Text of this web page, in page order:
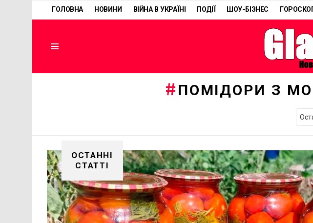
ГОЛОВНА НОВИНИ ВІЙНА В УКРАЇНІ ПОДІЇ ШОУ-БІЗНЕС
ПОМІДОРИ З
ОСТАННІ
СТАТТІ